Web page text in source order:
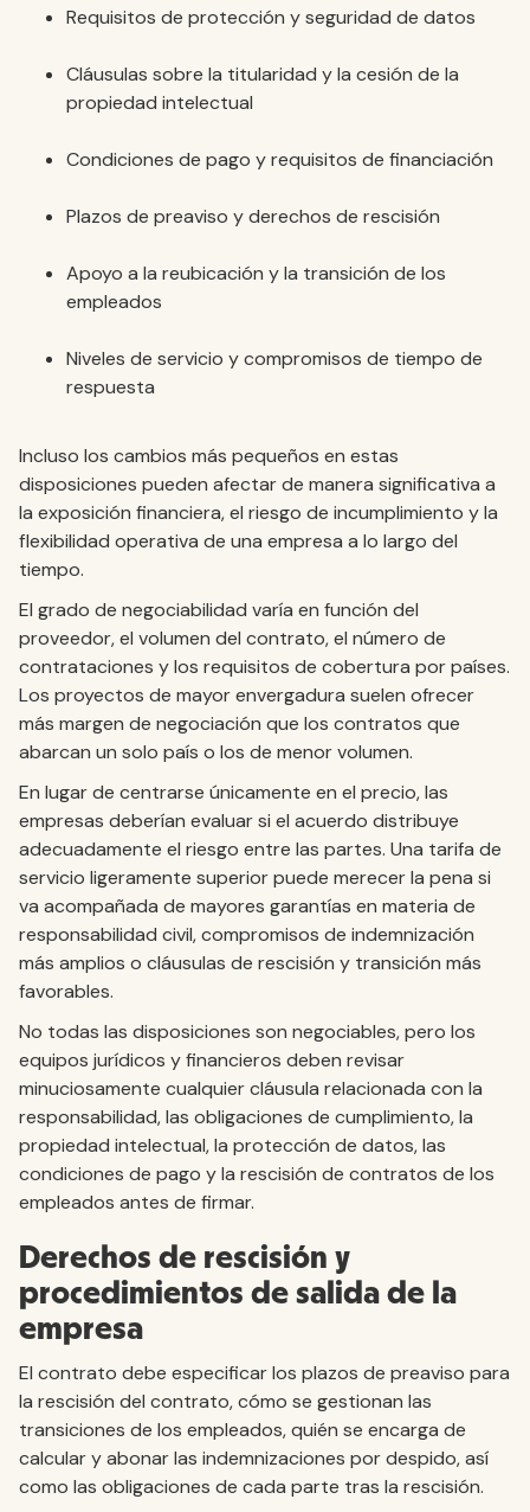
Requisitos de protección y seguridad de datos
Cláusulas sobre la titularidad y la cesión de la
propiedad intelectual
Condiciones de pago y requisitos de financiación
Plazos de preaviso y derechos de rescisión
Apoyo a la reubicación y la transición de los
empleados
Niveles de servicio y compromisos de tiempo de
respuesta
Incluso los cambios más pequeños en estas
disposiciones pueden afectar de manera significativa a
la exposición financiera, el riesgo de incumplimiento y la
flexibilidad operativa de una empresa a lo largo del
tiempo.
El grado de negociabilidad varía en función del
proveedor, el volumen del contrato, el número de
contrataciones y los requisitos de cobertura por países.
Los proyectos de mayor envergadura suelen ofrecer
más margen de negociación que los contratos que
abarcan un solo país o los de menor volumen.
En lugar de centrarse únicamente en el precio, las
empresas deberían evaluar si el acuerdo distribuye
adecuadamente el riesgo entre las partes. Una tarifa de
servicio ligeramente superior puede merecer la pena si
va acompañada de mayores garantías en materia de
responsabilidad civil, compromisos de indemnización
más amplios o cláusulas de rescisión y transición más
favorables.
No todas las disposiciones son negociables, pero los
equipos jurídicos y financieros deben revisar
minuciosamente cualquier cláusula relacionada con la
responsabilidad, las obligaciones de cumplimiento, la
propiedad intelectual, la protección de datos, las
condiciones de pago y la rescisión de contratos de los
empleados antes de firmar.
Derechos de rescisión y
procedimientos de salida de la
empresa
El contrato debe especificar los plazos de preaviso para
la rescisión del contrato, cómo se gestionan las
transiciones de los empleados, quién se encarga de
calcular y abonar las indemnizaciones por despido, así
como las obligaciones de cada parte tras la rescisión.